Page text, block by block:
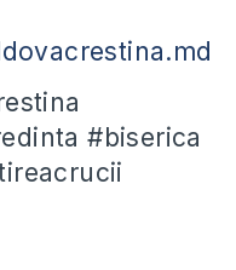
#biserica